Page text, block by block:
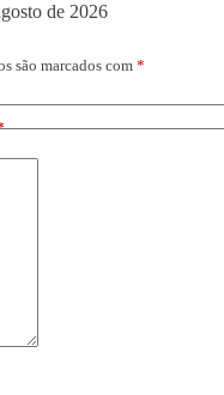
de 2026
são marcados com*